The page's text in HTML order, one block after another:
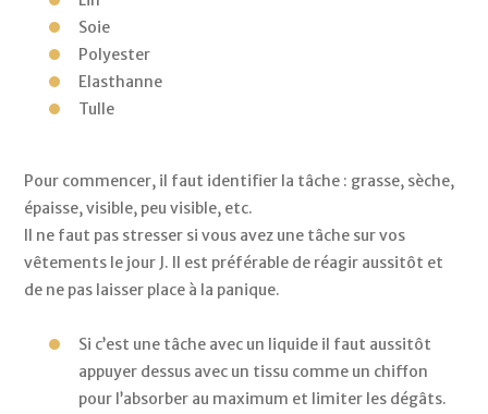
Soie
Polyester
Elasthanne
Tulle
Pour commencer, il faut identifier la tâche : grasse, sèche,
épaisse, visible, peu visible, etc.
Il ne faut pas stresser si vous avez une tâche sur vos
vêtements le jour J. Il est préférable de réagir aussitôt et
de ne pas laisser place à la panique.
Si c’est une tâche avec un liquide il faut aussitôt
appuyer dessus avec un tissu comme un chiffon
pour l’absorber au maximum et limiter les dégâts.